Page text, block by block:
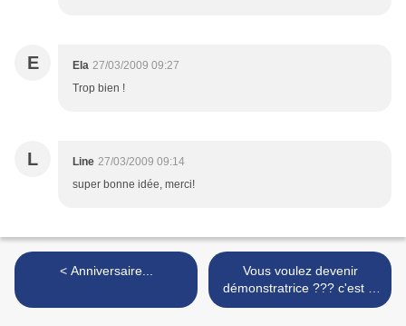
E Ela 27/03/2009 09:27
Trop bien !
L Line 27/03/2009 09:14
super bonne idée, merci!
< Anniversaire...
Vous voulez devenir
démonstratrice ??? c'est le
moment !!! >